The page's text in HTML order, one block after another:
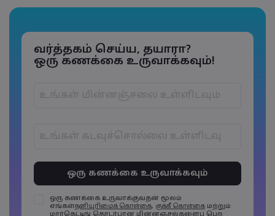
வர்த்தகம் செய்ய, தயாரா?
ஒரு கணக்கை உருவாக்கவும்!
இருக்க வேண்டும்
கடவுச்சொற்களில் குறைந்தது 1 எழுத்து
எண்ணாக இருக்க வேண்டும்
கடவுச்சொற்களில் குறைந்தது 1 எழுத்து பெரிய
ஒரு கணக்கை உருவாக்குவதன் மூலம்
எங்கள்தனியுரிமைக் கொள்கை, குக்கீ கொள்கை மற்றும்